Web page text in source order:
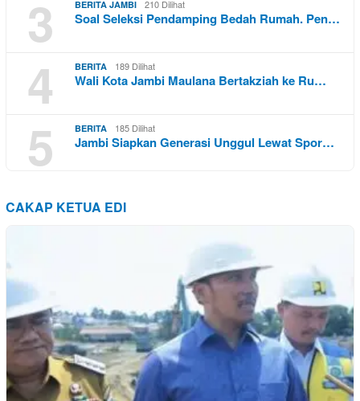
3 BERITA JAMBI 210 Dilihat
Soal Seleksi Pendamping Bedah Rumah. Pen…
4 BERITA 189 Dilihat
Wali Kota Jambi Maulana Bertakziah ke Ru…
5 BERITA 185 Dilihat
Jambi Siapkan Generasi Unggul Lewat Spor…
CAKAP KETUA EDI